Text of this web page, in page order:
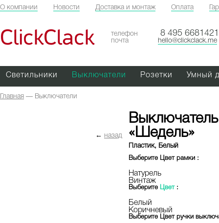
О компании Новости Доставка и монтаж Оплата
ClickClack телефон 8 495 6681421
почта hello@clickclack.me
Светильники Выключатели Розетки Умный
Главная — Выключатели
← назад
«Шедель»
Пластик, Белый
Выберите Цвет рамки :
Натурель
Винтаж
Выберите Цвет :
Белый
Коричневый
Выберите Цвет ручки